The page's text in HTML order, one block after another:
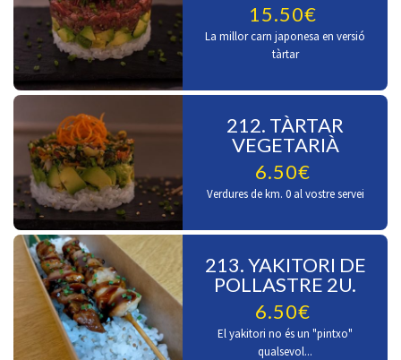
15.50€
La millor carn japonesa en versió
tàrtar
212. TÀRTAR
VEGETARIÀ
6.50€
Verdures de km. 0 al vostre servei
213. YAKITORI DE
POLLASTRE 2U.
6.50€
El yakitori no és un "pintxo"
qualsevol...